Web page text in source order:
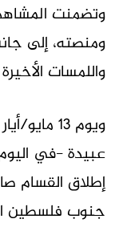
وتضمنت
ومنصته، إلى
واللمسات
عبيدة -في
جنوب فلسطين